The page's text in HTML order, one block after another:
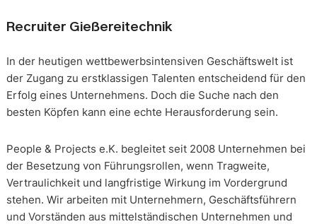
Recruiter Gießereitechnik
In der heutigen wettbewerbsintensiven Geschäftswelt ist
der Zugang zu erstklassigen Talenten entscheidend für den
Erfolg eines Unternehmens. Doch die Suche nach den
besten Köpfen kann eine echte Herausforderung sein.
People & Projects e.K. begleitet seit 2008 Unternehmen bei
der Besetzung von Führungsrollen, wenn Tragweite,
Vertraulichkeit und langfristige Wirkung im Vordergrund
stehen. Wir arbeiten mit Unternehmern, Geschäftsführern
und Vorständen aus mittelständischen Unternehmen und